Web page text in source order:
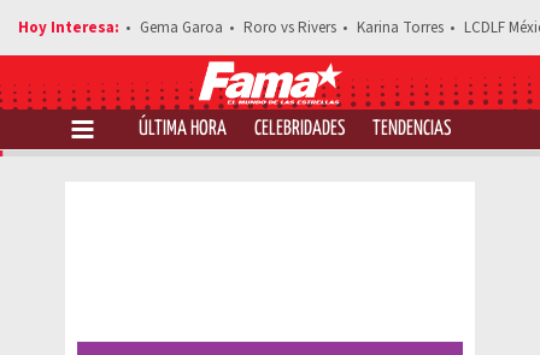
Gema Garoa Roro vs Rivers Karina Torres LCDLF
ÚLTIMA HORA CELEBRIDADES TENDENCIAS
Comparte esta noticia